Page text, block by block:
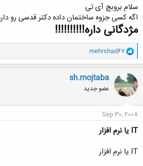
سلام بروبچ آی تی
اگه کسی جزوه ساختمان داده دکتر قدسی رو
مژدگانی داره!!!!!!!!!!
و
ا
ک
ش
ه
ا
mehrshad67
sh.mojtaba
عضو جدید
Sep 30, 2008
IT یا نرم افزار
IT یا نرم افزار